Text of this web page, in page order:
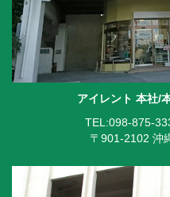
アイレント 本社/
TEL:098-875-
〒901-2102 沖